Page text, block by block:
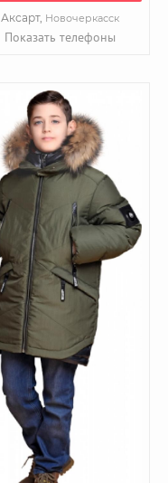
Аксарт, Новочеркасск
Показать телефоны